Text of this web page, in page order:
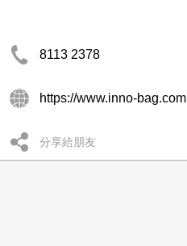
8113 2378
https://www.inno-bag.com
分享給朋友